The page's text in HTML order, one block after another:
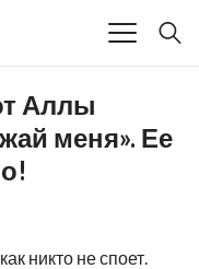
Аллы
меня». Ее
никто не споет.